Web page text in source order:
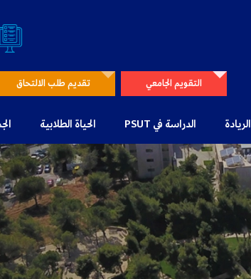
التقويم الجامعي تقديم طلب الالتحاق
الريادة الدراسة في PSUT الحياة الطلابية